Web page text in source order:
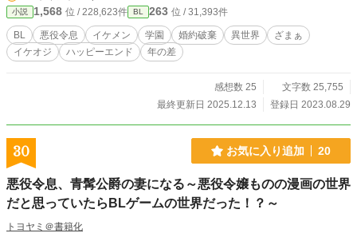
小説 1,568 位 / 228,623件 BL 263 位 / 31,393件
BL 悪役令息 イケメン 学園 婚約破棄 異世界
ざまぁ
イケオジ
ハッピーエンド 年の差
感想数 25
文字数 25,755
最終更新日 2025.12.13
登録日 2023.08.29
30 お気に入り追加 20
悪役令息、青髯公爵の妻になる～悪役令嬢ものの漫画の世界
だと思っていたらBLゲームの世界だった！？～
トヨヤミ＠書籍化